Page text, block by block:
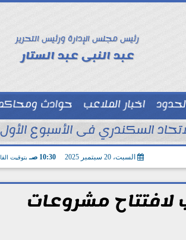
رئيس مجلس الإدارة ورئيس التحرير
عبد النبى عبد الستار
اخبار الملاعب حوادث
توك شوالسكندري فى الأسبوع الأول
السبت، 20 سبتمبر 2025 10:30 صـ بتوقيت
لافتتاح مشروعات